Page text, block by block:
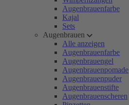
Augenbrauenfarbe
Kajal
Sets
Augenbrauen
Alle anzeigen
Augenbrauenfarbe
Augenbrauengel
Augenbrauenpomade
Augenbrauenpuder
Augenbrauenstifte
Augenbrauenscheren